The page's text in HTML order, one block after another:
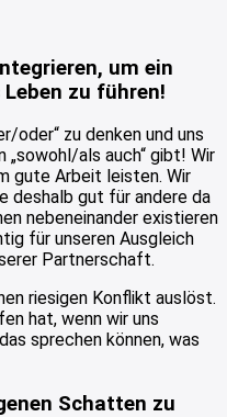
um ein
zu führen!
oder“ zu denken und uns
„sowohl/als auch“ gibt! Wir
gute Arbeit leisten. Wir
deshalb gut für andere da
nebeneinander existieren
für unseren Ausgleich
Partnerschaft.
riesigen Konflikt auslöst.
hat, wenn wir uns
sprechen können, was
Schatten zu